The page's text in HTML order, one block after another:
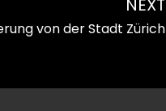
NEXT
von der Stadt Zürich